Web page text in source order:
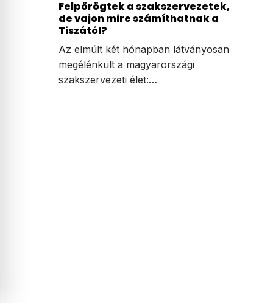
Felpörögtek a szakszervezetek,
de vajon mire számíthatnak a
Tiszától?
Az elmúlt két hónapban látványosan
megélénkült a magyarországi
szakszervezeti élet:…